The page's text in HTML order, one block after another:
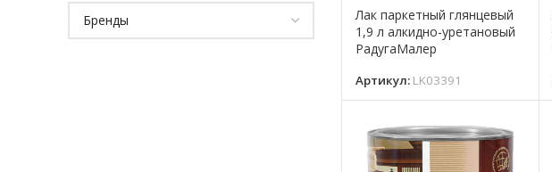
Лак паркетный глянцевый
1,9 л алкидно-уретановый
РадугаМалер
Артикул: LK03391